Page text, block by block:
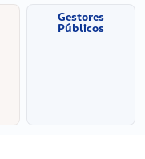
Gestores
Públicos